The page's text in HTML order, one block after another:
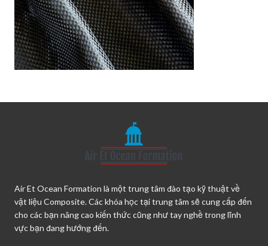
Air Et Ocean Formation là một trung tâm đào tạo kỹ thuật về
vật liệu Composite. Các khóa học tại trung tâm sẽ cung cấp đến
cho các bạn nâng cao kiến thức cũng như tay nghề trong lĩnh
vực bạn đang hướng đến.